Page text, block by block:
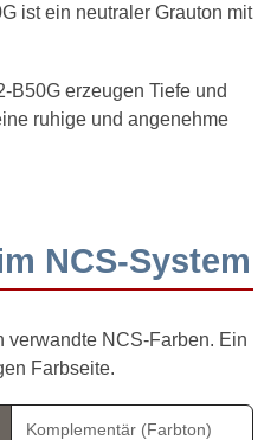
ist ein neutraler Grauton mit
B50G erzeugen Tiefe und
ruhige und angenehme
NCS-System
verwandte NCS-Farben. Ein
Farbseite.
Komplementär (Farbton)